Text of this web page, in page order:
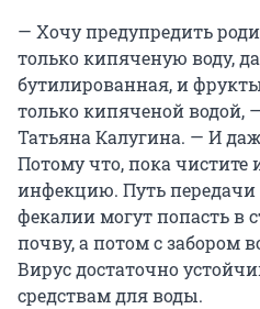
— Хочу предупредить
только кипяченую воду,
бутилированная, и
только кипяченой водой,
Татьяна Калугина. — И
Потому что, пока чистите
инфекцию. Путь
фекалии могут попасть в
почву, а потом с забором
Вирус достаточно
средствам для воды.